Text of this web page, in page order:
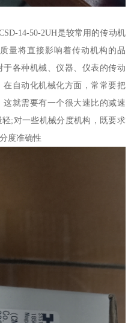
14-50-2UH是较常用的传动机
量将直接影响着传动机构的品
各种机械、仪器、仪表的传动
自动化机械化方面，常常要把
就需要有一个很大速比的减速
;对一些机械分度机构，既要求
度准确性